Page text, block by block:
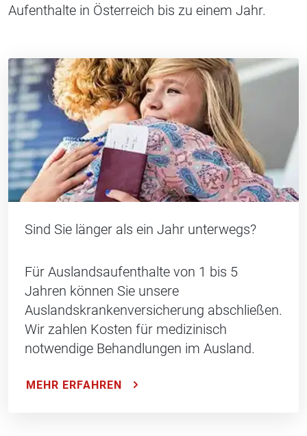
Aufenthalte in Österreich bis zu einem Jahr.
Sind Sie länger als ein Jahr unterwegs?
Für Auslandsaufenthalte von 1 bis 5
Jahren können Sie unsere
Auslandskrankenversicherung abschließen.
Wir zahlen Kosten für medizinisch
notwendige Behandlungen im Ausland.
MEHR ERFAHREN